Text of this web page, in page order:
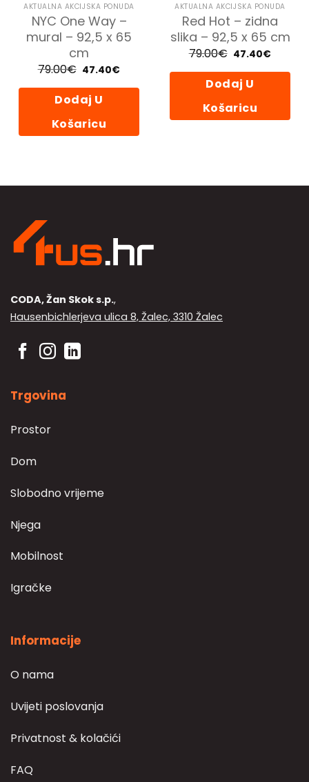
AKTUALNA AKCIJSKA PONUDA
NYC One Way –
mural – 92,5 x 65
cm
79.00€ Izvorna
cijena
bila
je:
79.00€.
47.40€Trenutna
je:
Dodaj U
Košaricu
AKTUALNA AKCIJSKA PONUDA
Red Hot – zidna
slika – 92,5 x 65 cm
79.00€ Izvorna
cijena
bila
je:
79.00€.
47.40€
je:
Dodaj U
Košaricu
CODA, Žan Skok s.p.,
Hausenbichlerjeva ulica 8, Žalec, 3310 Žalec
Trgovina
Prostor
Dom
Slobodno vrijeme
Njega
Mobilnost
Igračke
Informacije
O nama
Uvijeti poslovanja
Privatnost & kolačići
FAQ